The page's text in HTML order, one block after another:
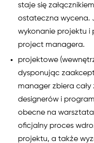
staje się
ostateczna wycena.
wykonanie projektu
project managera.
projektowe
dysponując
manager zbiera cały
designerów i
obecne na
oficjalny proces
projektu, a także